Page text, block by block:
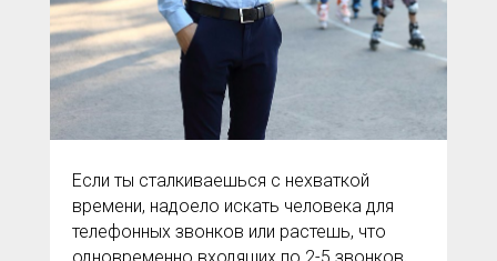
Если ты сталкиваешься с нехваткой
времени, надоело искать человека для
телефонных звонков или растешь, что
одновременно входящих по 2-5 звонков,